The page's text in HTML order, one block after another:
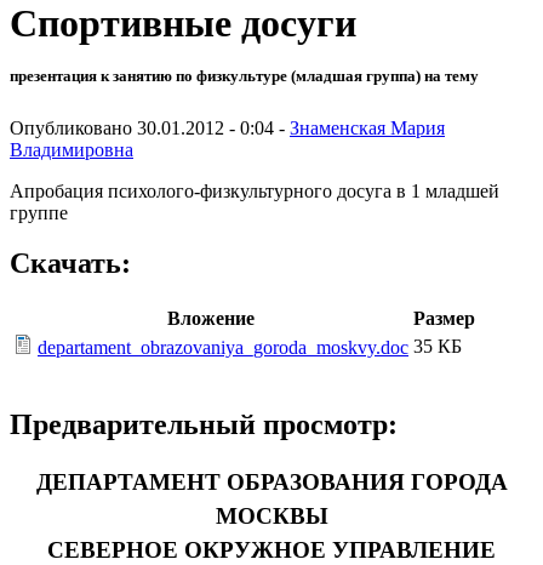
Спортивные досуги
презентация к занятию по физкультуре (младшая группа) на тему
Опубликовано 30.01.2012 - 0:04 - Знаменская Мария
Владимировна
Апробация психолого-физкультурного досуга в 1 младшей
группе
Скачать:
Вложение
Размер
departament_obrazovaniya_goroda_moskvy.doc 35 КБ
Предварительный просмотр:
ДЕПАРТАМЕНТ ОБРАЗОВАНИЯ ГОРОДА
МОСКВЫ
СЕВЕРНОЕ ОКРУЖНОЕ УПРАВЛЕНИЕ